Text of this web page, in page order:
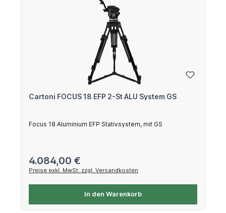
Cartoni FOCUS 18 EFP 2-St ALU System GS
Focus 18 Aluminium EFP Stativsystem, mit GS
Regulärer Preis:
4.084,00 €
Preise exkl. MwSt. zzgl. Versandkosten
In den Warenkorb